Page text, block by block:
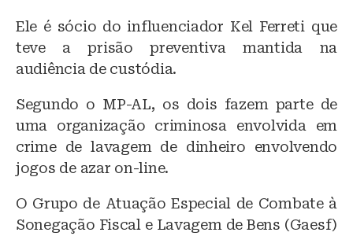
Ele é sócio do influenciador Kel Ferreti que
teve a prisão preventiva mantida na
audiência de custódia.
Segundo o MP-AL, os dois fazem parte de
uma organização criminosa envolvida em
crime de lavagem de dinheiro envolvendo
jogos de azar on-line.
O Grupo de Atuação Especial de Combate à
Sonegação Fiscal e Lavagem de Bens (Gaesf)